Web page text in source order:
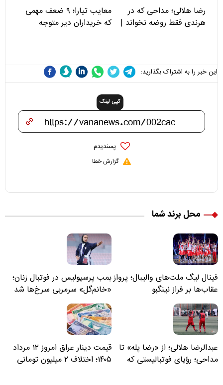
رضا هلالی؛ مداحی که در
هرندی فقط روضه نخواند |
معایب تیارا؛ ۹ ضعف مهمی
که خریداران دیر متوجه
این خبر را به اشتراک بگذارید:
کپی لینک
پسندیدم
گزارش خطا
محل برند شما
فینال لیگ ملت‌های والیبال؛ پرواز
عقاب‌ها بر فراز نینگبو
بمب پرسپولیس در فوتبال زنان؛
«خانم‌گل» سرمربی سرخ‌ها شد
عبدالرضا هلالی؛ از «رضا پله» تا
مداحی؛ رؤیای فوتبالیستی که
قیمت دینار عراق امروز ۱۲ مرداد
۱۴۰۵؛ اختلاف ۲ میلیون تومانی